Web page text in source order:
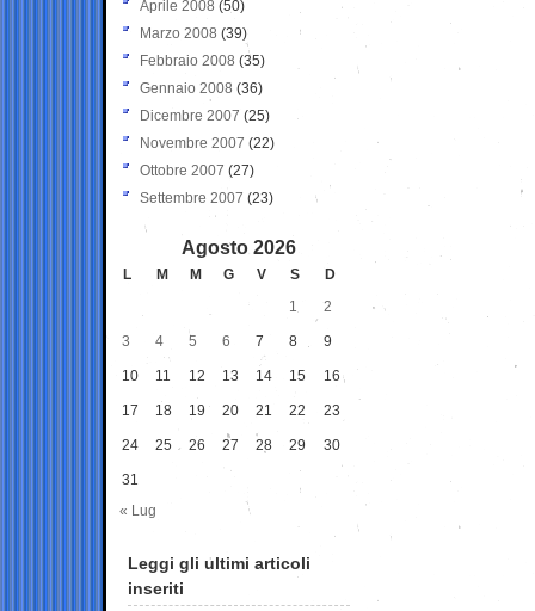
Aprile 2008 (50)
Marzo 2008 (39)
Febbraio 2008 (35)
Gennaio 2008 (36)
Dicembre 2007 (25)
Novembre 2007 (22)
Ottobre 2007 (27)
Settembre 2007 (23)
Agosto 2026
L M M G V S
D
1
2
3 4 5 6 7 8 9
10 11 12 13 14 15 16
17 18 19 20 21 22 23
24 25 26 27 28 29 30
31
« Lug
Leggi gli ultimi articoli
inseriti